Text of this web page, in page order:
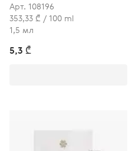
Арт. 108196
353,33 ₾ / 100 ml
1,5 мл
5,3 ₾